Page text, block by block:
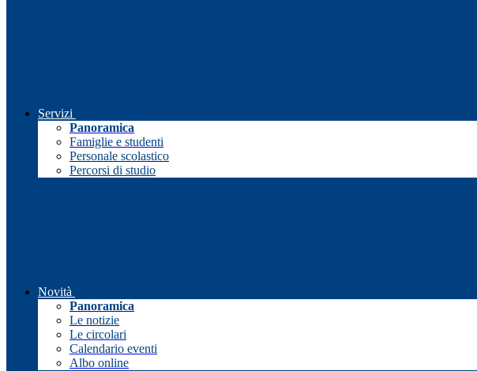
Servizi
Panoramica
Famiglie e studenti
Personale scolastico
Percorsi di studio
Novità
Panoramica
Le notizie
Le circolari
Calendario eventi
Albo online